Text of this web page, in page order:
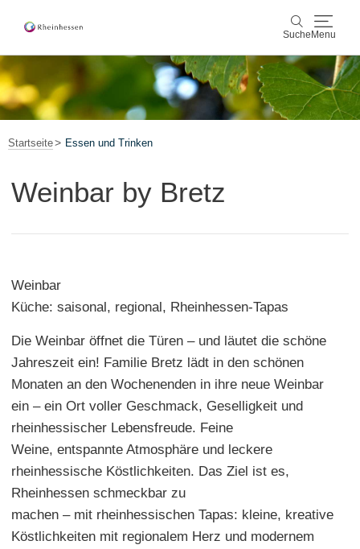
Suche Menu
Suche
Wein & Genuss
Startseite Essen und Trinken
Weinbar by Bretz
Weinbar
Küche: saisonal, regional, Rheinhessen-Tapas
Die Weinbar öffnet die Türen – und läutet die schöne
Jahreszeit ein! Familie Bretz lädt in den schönen
Monaten an den Wochenenden in ihre neue Weinbar
ein – ein Ort voller Geschmack, Geselligkeit und
rheinhessischer Lebensfreude. Feine
Weine, entspannte Atmosphäre und leckere
rheinhessische Köstlichkeiten. Das Ziel ist es,
Rheinhessen schmeckbar zu
machen – mit rheinhessischen Tapas: kleine, kreative
Köstlichkeiten mit regionalem Herz und modernem